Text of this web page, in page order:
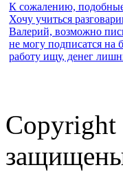
К сожалению,
Хочу учиться
Валерий, возможно
не могу подписатся на
работу ищу, денег
Copyright